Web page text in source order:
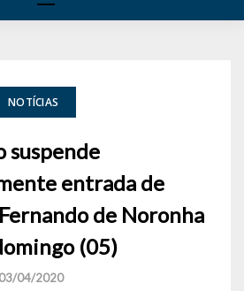
NOTÍCIAS
suspende
entrada de
de Noronha
(05)
03/04/2020